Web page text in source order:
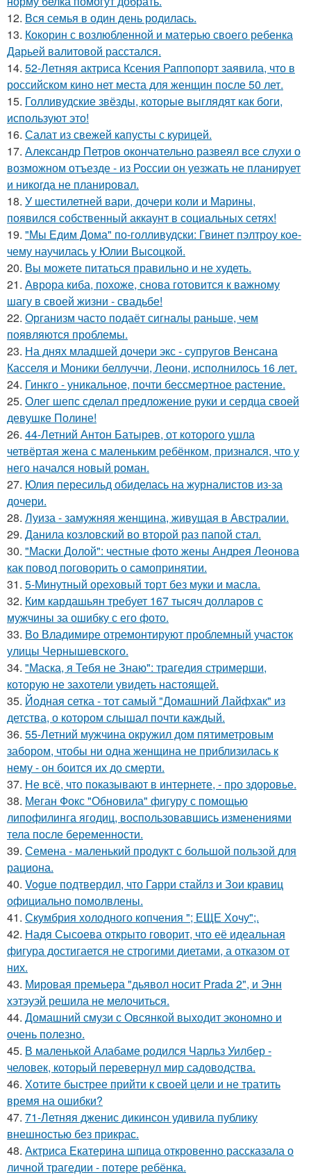
12. Вся семья в один день родилась.
13. Кокорин с возлюбленной и матерью своего ребенка
Дарьей валитовой расстался.
14. 52-Летняя актриса Ксения Раппопорт заявила, что в
российском кино нет места для женщин после 50 лет.
15. Голливудские звёзды, которые выглядят как боги,
используют это!
16. Салат из свежей капусты с курицей.
17. Александр Петров окончательно развеял все слухи о
возможном отъезде - из России он уезжать не планирует
и никогда не планировал.
18. У шестилетней вари, дочери коли и Марины,
появился собственный аккаунт в социальных сетях!
19. "Мы Едим Дома" по-голливудски: Гвинет пэлтроу кое-
чему научилась у Юлии Высоцкой.
20. Вы можете питаться правильно и не худеть.
21. Аврора киба, похоже, снова готовится к важному
шагу в своей жизни - свадьбе!
22. Организм часто подаёт сигналы раньше, чем
появляются проблемы.
23. На днях младшей дочери экс - супругов Венсана
Касселя и Моники беллуччи, Леони, исполнилось 16 лет.
24. Гинкго - уникальное, почти бессмертное растение.
25. Олег шепс сделал предложение руки и сердца своей
девушке Полине!
26. 44-Летний Антон Батырев, от которого ушла
четвёртая жена с маленьким ребёнком, признался, что у
него начался новый роман.
27. Юлия пересильд обиделась на журналистов из-за
дочери.
28. Луиза - замужняя женщина, живущая в Австралии.
29. Данила козловский во второй раз папой стал.
30. "Маски Долой": честные фото жены Андрея Леонова
как повод поговорить о самопринятии.
31. 5-Минутный ореховый торт без муки и масла.
32. Ким кардашьян требует 167 тысяч долларов с
мужчины за ошибку с его фото.
33. Во Владимире отремонтируют проблемный участок
улицы Чернышевского.
34. "Маска, я Тебя не Знаю": трагедия стримерши,
которую не захотели увидеть настоящей.
35. Йодная сетка - тот самый "Домашний Лайфхак" из
детства, о котором слышал почти каждый.
36. 55-Летний мужчина окружил дом пятиметровым
забором, чтобы ни одна женщина не приблизилась к
нему - он боится их до смерти.
37. Не всё, что показывают в интернете, - про здоровье.
38. Меган Фокс "Обновила" фигуру с помощью
липофилинга ягодиц, воспользовавшись изменениями
тела после беременности.
39. Семена - маленький продукт с большой пользой для
рациона.
40. Vogue подтвердил, что Гарри стайлз и Зои кравиц
официально помолвлены.
41. Скумбрия холодного копчения "; ЕЩЕ Хочу";.
42. Надя Сысоева открыто говорит, что её идеальная
фигура достигается не строгими диетами, а отказом от
них.
43. Мировая премьера "дьявол носит Prada 2", и Энн
хэтэуэй решила не мелочиться.
44. Домашний смузи с Овсянкой выходит экономно и
очень полезно.
45. В маленькой Алабаме родился Чарльз Уилбер -
человек, который перевернул мир садоводства.
46. Хотите быстрее прийти к своей цели и не тратить
время на ошибки?
47. 71-Летняя дженис дикинсон удивила публику
внешностью без прикрас.
48. Актриса Екатерина шпица откровенно рассказала о
личной трагедии - потере ребёнка.